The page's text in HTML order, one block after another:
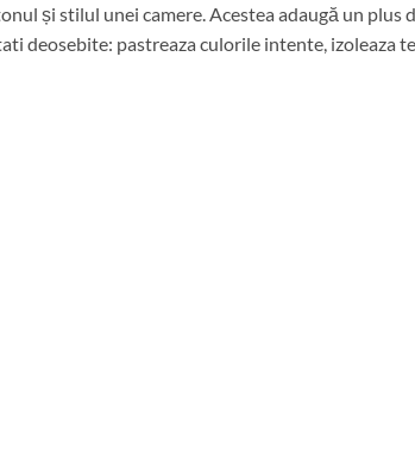
și stilul unei camere. Acestea adaugă un plus
deosebite: pastreaza culorile intente, izoleaza